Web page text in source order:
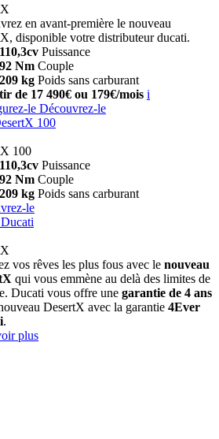
en avant-première le nouveau
disponible votre distributeur ducati.
110,3cv Puissance
92 Nm Couple
209 kg Poids sans carburant
de 17 490€ ou 179€/mois i
le Découvrez-le
100
100
110,3cv Puissance
92 Nm Couple
209 kg Poids sans carburant
le
vos rêves les plus fous avec le nouveau
qui vous emmène au delà des limites de
Ducati vous offre une garantie de 4 ans
DesertX avec la garantie 4Ever
.
plus